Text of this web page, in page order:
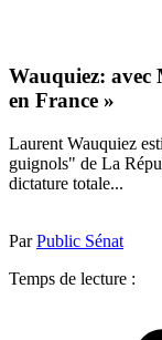
Wauquiez: avec
en France »
Laurent Wauquiez
guignols" de La
dictature totale...
ParPublic Sénat
Temps de lecture :